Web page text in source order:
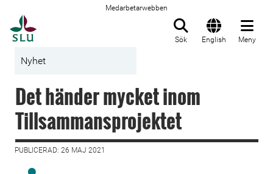
Medarbetarwebben
Sök English Meny
Nyhet
Det händer mycket inom
Tillsammansprojektet
PUBLICERAD: 26 MAJ 2021